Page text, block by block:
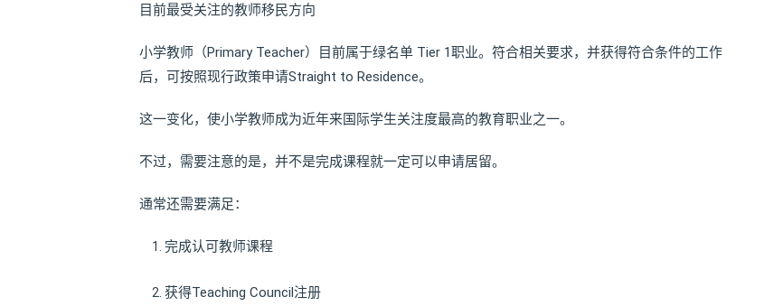
目前最受关注的教师移民方向
小学教师（Primary Teacher）目前属于绿名单 Tier 1职业。符合相关要求，并获得符合条件的工作
后，可按照现行政策申请Straight to Residence。
这一变化，使小学教师成为近年来国际学生关注度最高的教育职业之一。
不过，需要注意的是，并不是完成课程就一定可以申请居留。
通常还需要满足：
完成认可教师课程
获得Teaching Council注册